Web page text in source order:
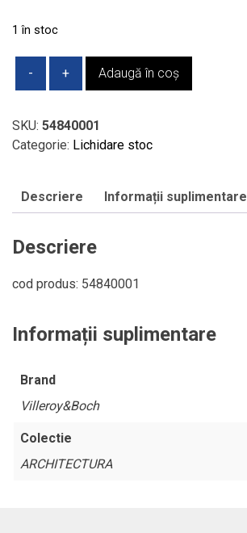
1 în stoc
V&B
-
53x37
Adaugă în coș
SKU: 54840001
Categorie: Lichidare stoc
Descriere Informații suplimentare
Descriere
cod produs: 54840001
Informații suplimentare
Brand
Villeroy&Boch
Colectie
ARCHITECTURA